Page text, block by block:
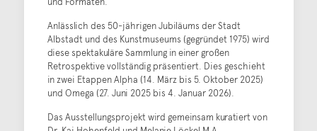
Anlässlich des 50-jährigen Jubiläums der Stadt
Albstadt und des Kunstmuseums (gegründet 1975) wird
diese spektakuläre Sammlung in einer großen
Retrospektive vollständig präsentiert. Dies geschieht
in zwei Etappen Alpha (14. März bis 5. Oktober 2025)
und Omega (27. Juni 2025 bis 4. Januar 2026).
Das Ausstellungsprojekt wird gemeinsam kuratiert von